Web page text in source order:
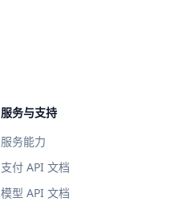
服务与支持
服务能力
支付 API 文档
模型 API 文档